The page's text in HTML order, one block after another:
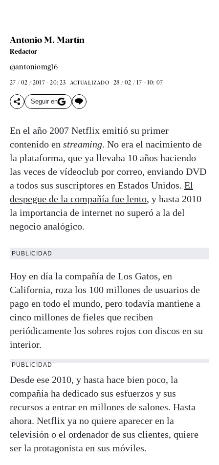
Antonio M. Martín
Redactor
@antoniomg16
27 / 02 / 2017 - 20: 23 ACTUALIZADO 28 / 02 / 17 - 10: 07
Seguir en
En el año 2007 Netflix emitió su primer
contenido en streaming. No era el nacimiento de
la plataforma, que ya llevaba 10 años haciendo
las veces de vídeoclub por correo, enviando DVD
a todos sus suscriptores en Estados Unidos. El
despegue de la compañía fue lento, y hasta 2010
la importancia de internet no superó a la del
negocio analógico.
PUBLICIDAD
Hoy en día la compañía de Los Gatos, en
California, roza los 100 millones de usuarios de
pago en todo el mundo, pero todavía mantiene a
cinco millones de fieles que reciben
periódicamente los sobres rojos con discos en su
interior.
PUBLICIDAD
Desde ese 2010, y hasta hace bien poco, la
compañía ha dedicado sus esfuerzos y sus
recursos a entrar en millones de salones. Hasta
ahora. Netflix ya no quiere aparecer en la
televisión o el ordenador de sus clientes, quiere
ser la protagonista en sus móviles.